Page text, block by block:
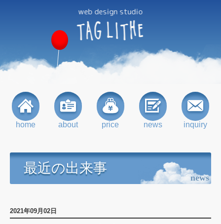
web design studio
TAGLITHE
home about price news inquiry
最近の出来事
news
2021年09月02日